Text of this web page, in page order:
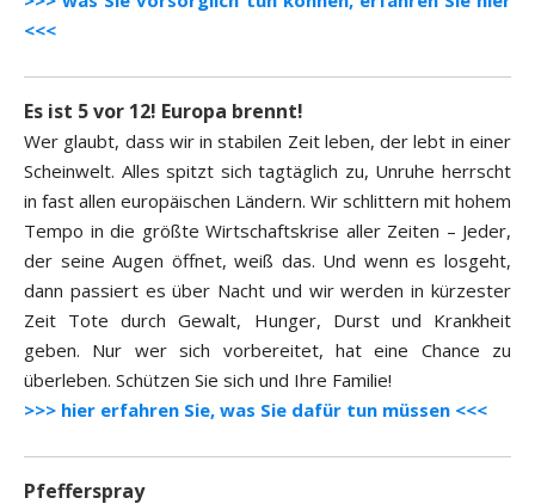
<<<
Es ist 5 vor 12! Europa brennt!
Wer glaubt, dass wir in stabilen Zeit leben, der lebt in einer
Scheinwelt. Alles spitzt sich tagtäglich zu, Unruhe herrscht
in fast allen europäischen Ländern. Wir schlittern mit hohem
Tempo in die größte Wirtschaftskrise aller Zeiten – Jeder,
der seine Augen öffnet, weiß das. Und wenn es losgeht,
dann passiert es über Nacht und wir werden in kürzester
Zeit Tote durch Gewalt, Hunger, Durst und Krankheit
geben. Nur wer sich vorbereitet, hat eine Chance zu
überleben. Schützen Sie sich und Ihre Familie!
>>> hier erfahren Sie, was Sie dafür tun müssen <<<
Pfefferspray